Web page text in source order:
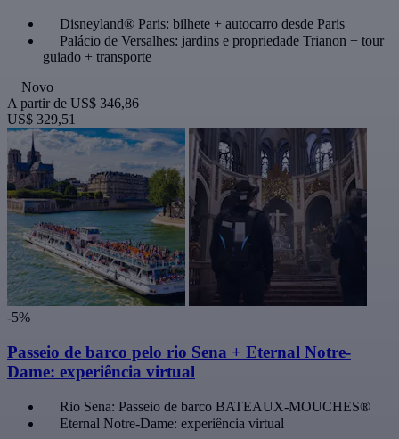
Disneyland® Paris: bilhete + autocarro desde Paris
Palácio de Versalhes: jardins e propriedade Trianon + tour
guiado + transporte
Novo
A partir de US$ 346,86
US$ 329,51
-5%
Passeio de barco pelo rio Sena + Eternal Notre-
Dame: experiência virtual
Rio Sena: Passeio de barco BATEAUX-MOUCHES®
Eternal Notre-Dame: experiência virtual